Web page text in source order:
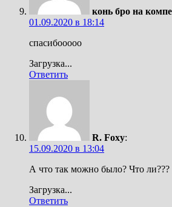
конь бро на компе
01.09.2020 в 18:14
спасибооооо
Загрузка...
Ответить
R. Foxy:
15.09.2020 в 13:04
А что так можно было? Что ли???
Загрузка...
Ответить